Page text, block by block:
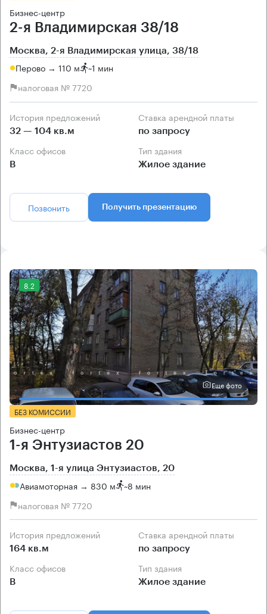
Бизнес-центр
2-я Владимирская 38/18
Москва, 2-я Владимирская улица, 38/18
Перово → 110 м ~1 мин
налоговая № 7720
История предложений
32 — 104 кв.м
Ставка арендной платы
по запросу
Класс офисов
B
Тип здания
Жилое здание
Позвонить Получить презентацию
8.2
Еще фото
БЕЗ КОМИССИИ
Бизнес-центр
1-я Энтузиастов 20
Москва, 1-я улица Энтузиастов, 20
Авиамоторная → 830 м ~8 мин
налоговая № 7720
История предложений
164 кв.м
Ставка арендной платы
по запросу
Класс офисов
B
Тип здания
Жилое здание